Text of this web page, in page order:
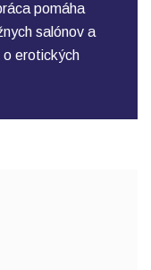
pomáha
salónov a
erotických